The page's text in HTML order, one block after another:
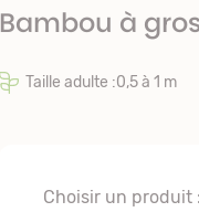
Bambou à
Taille adulte :0,5 à 1 m
Choisir un produit :